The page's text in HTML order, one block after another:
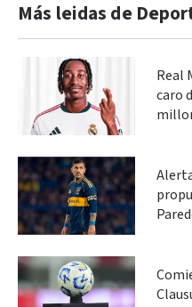
Más leidas de
Real
caro